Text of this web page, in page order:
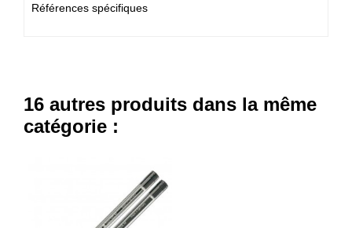
Références spécifiques
16 autres produits dans la même
catégorie :